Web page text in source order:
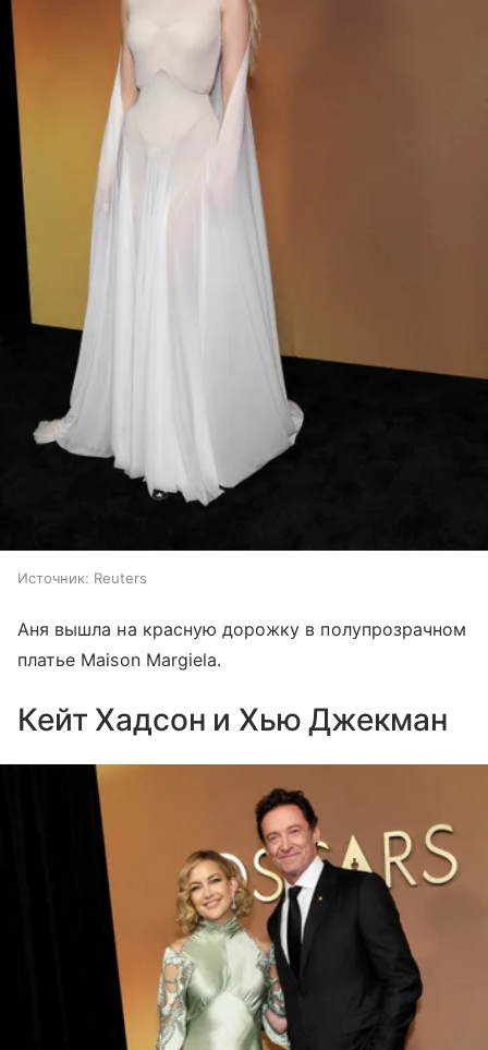
Источник: Reuters
Аня вышла на красную дорожку в полупрозрачном
платье Maison Margiela.
Кейт Хадсон и Хью Джекман